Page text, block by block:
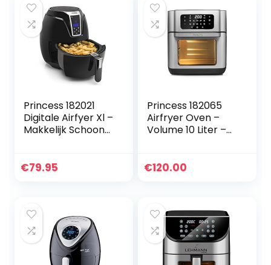
voorverwarmen,
friteuse met
receptenboek,
zonder olie
timer,
antiaanbaklaag,
friteuse zonder olie
met Air
Princess 182021
Digitale Airfyer Xl –
Makkelijk Schoon
€79.95
Princess 182065
Airfryer Oven –
Volume 10 Liter –
€120.00